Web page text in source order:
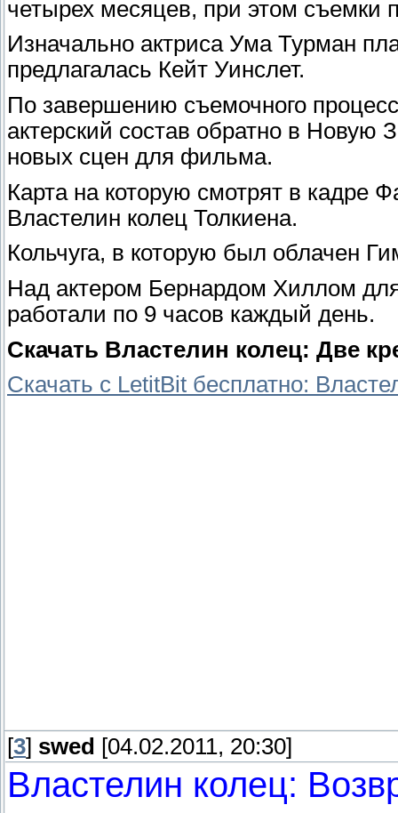
четырех месяцев, при этом съемки
Изначально актриса Ума Турман
предлагалась Кейт Уинслет.
По завершению съемочного
актерский состав обратно в Новую
новых сцен для фильма.
Карта на которую смотрят в кадре
Властелин колец Толкиена.
Кольчуга, в которую был облачен
Над актером Бернардом Хиллом
работали по 9 часов каждый день.
Скачать Властелин колец: Две
Скачать с LetitBit бесплатно:
[3] swed [04.02.2011, 20:30]
Властелин колец: